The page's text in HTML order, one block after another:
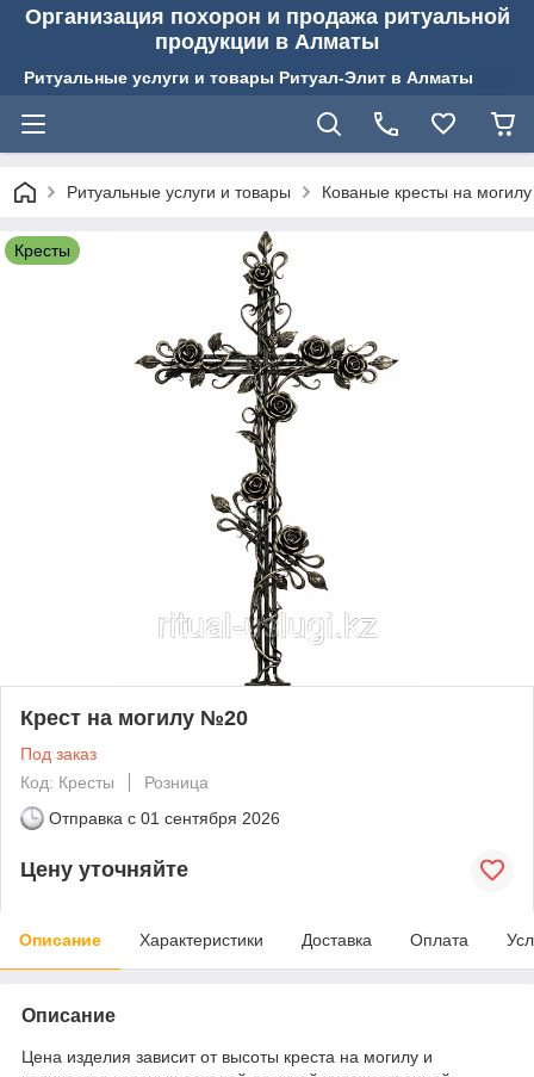
Организация похорон и продажа ритуальной
продукции в Алматы
Ритуальные услуги и товары Ритуал-Элит в Алматы
Ритуальные услуги и товары Кованые кресты на могилу
Кресты
Крест на могилу №20
Под заказ
Код: Кресты
Розница
Отправка с 01 сентября 2026
Цену уточняйте
Описание Характеристики Доставка Оплата
Описание
Цена изделия зависит от высоты креста на могилу и